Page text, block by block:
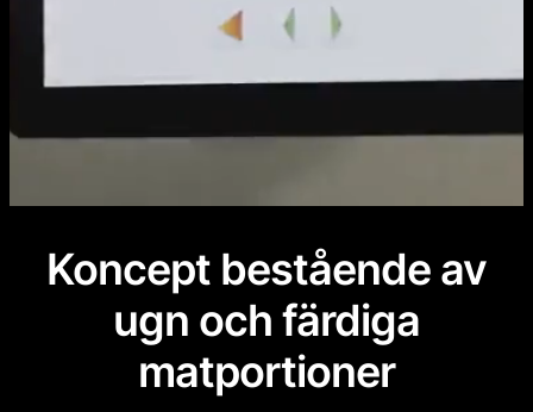
Koncept bestående av
ugn och färdiga
matportioner